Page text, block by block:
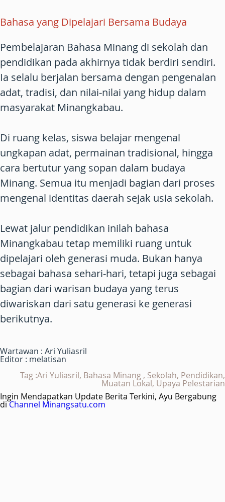
Bahasa yang Dipelajari Bersama Budaya
Pembelajaran Bahasa Minang di sekolah dan
pendidikan pada akhirnya tidak berdiri sendiri.
Ia selalu berjalan bersama dengan pengenalan
adat, tradisi, dan nilai-nilai yang hidup dalam
masyarakat Minangkabau.
Di ruang kelas, siswa belajar mengenal
ungkapan adat, permainan tradisional, hingga
cara bertutur yang sopan dalam budaya
Minang. Semua itu menjadi bagian dari proses
mengenal identitas daerah sejak usia sekolah.
Lewat jalur pendidikan inilah bahasa
Minangkabau tetap memiliki ruang untuk
dipelajari oleh generasi muda. Bukan hanya
sebagai bahasa sehari-hari, tetapi juga sebagai
bagian dari warisan budaya yang terus
diwariskan dari satu generasi ke generasi
berikutnya.
Wartawan : Ari Yuliasril
Editor : melatisan
Tag :Ari Yuliasril, Bahasa Minang , Sekolah, Pendidikan,
Muatan Lokal, Upaya Pelestarian
Ingin Mendapatkan Update Berita Terkini, Ayu Bergabung
diChannel Minangsatu.com